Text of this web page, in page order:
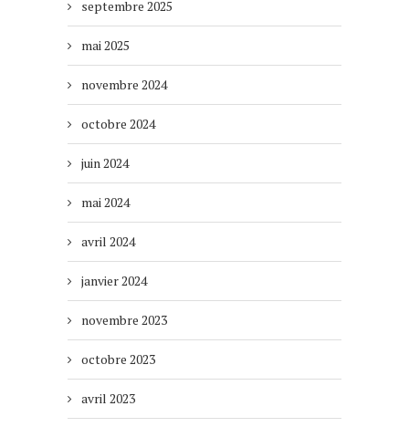
septembre 2025
mai 2025
novembre 2024
octobre 2024
juin 2024
mai 2024
avril 2024
janvier 2024
novembre 2023
octobre 2023
avril 2023